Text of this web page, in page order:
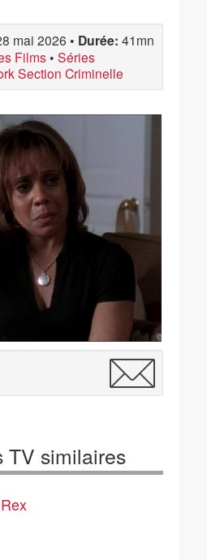
mai 2026 • Durée: 41mn
Films • Séries
Section Criminelle
TV similaires